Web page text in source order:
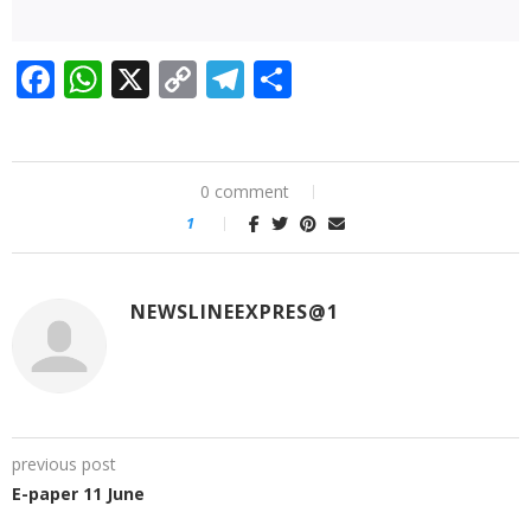
Facebook
WhatsApp
X CopyTelegram
0 comment
1
NEWSLINEEXPRES@1
previous post
E-paper 11 June